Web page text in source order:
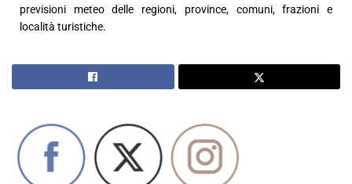
previsioni meteo delle regioni, province, comuni, frazioni e
località turistiche.